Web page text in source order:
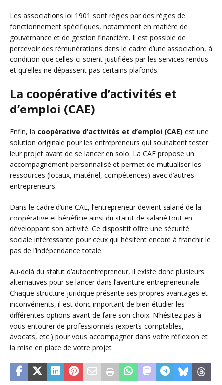
Les associations loi 1901 sont régies par des règles de
fonctionnement spécifiques, notamment en matière de
gouvernance et de gestion financière. Il est possible de
percevoir des rémunérations dans le cadre d’une association, à
condition que celles-ci soient justifiées par les services rendus
et qu’elles ne dépassent pas certains plafonds.
La coopérative d’activités et
d’emploi (CAE)
Enfin, la coopérative d’activités et d’emploi (CAE) est une
solution originale pour les entrepreneurs qui souhaitent tester
leur projet avant de se lancer en solo. La CAE propose un
accompagnement personnalisé et permet de mutualiser les
ressources (locaux, matériel, compétences) avec d’autres
entrepreneurs.
Dans le cadre d’une CAE, l’entrepreneur devient salarié de la
coopérative et bénéficie ainsi du statut de salarié tout en
développant son activité. Ce dispositif offre une sécurité
sociale intéressante pour ceux qui hésitent encore à franchir le
pas de l’indépendance totale.
Au-delà du statut d’autoentrepreneur, il existe donc plusieurs
alternatives pour se lancer dans l’aventure entrepreneuriale.
Chaque structure juridique présente ses propres avantages et
inconvénients, il est donc important de bien étudier les
différentes options avant de faire son choix. N’hésitez pas à
vous entourer de professionnels (experts-comptables,
avocats, etc.) pour vous accompagner dans votre réflexion et
la mise en place de votre projet.